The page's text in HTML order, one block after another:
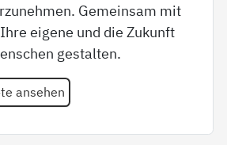
Gemeinsam mit
eigene und die Zukunft
gestalten.
ansehen